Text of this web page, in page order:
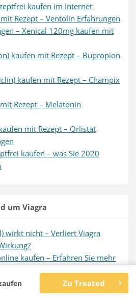
Zu Treated
kaufen im Internet
Rezept – Ventolin Erfahrungen
– Xenical 120mg kaufen mit
kaufen mit Rezept – Bupropion
kaufen mit Rezept – Champix
Rezept – Melatonin
mit Rezept – Orlistat
kaufen – was Sie 2020
um Viagra
wirkt nicht – Verliert Viagra
kaufen – Erfahren Sie mehr
– Was Sie über Viagra Ersatz